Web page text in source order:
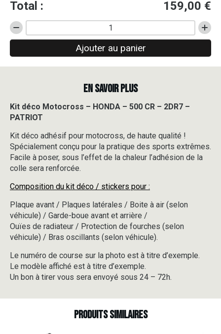
Total : 159,00 €
quantité
de
déco
Motocross
500
CR
2DR7
-
PATRIOT
Ajouter au panier
EN SAVOIR PLUS
Kit déco Motocross – HONDA – 500 CR – 2DR7 –
PATRIOT
Kit déco adhésif pour motocross, de haute qualité !
Spécialement conçu pour la pratique des sports extrêmes.
Facile à poser, sous l’effet de la chaleur l’adhésion de la
colle sera renforcée.
Composition du kit déco / stickers pour :
Plaque avant / Plaques latérales / Boite à air (selon
véhicule) / Garde-boue avant et arrière /
Ouïes de radiateur / Protection de fourches (selon
véhicule) / Bras oscillants (selon véhicule).
Le numéro de course sur la photo est à titre d’exemple.
Le modèle affiché est à titre d’exemple.
Un bon à tirer vous sera envoyé sous 24 – 72h.
Produits similaires